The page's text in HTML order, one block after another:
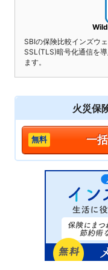
SBIの保険比較インズウ
SSL(TLS)暗号化通信を
ます。
火災保
一